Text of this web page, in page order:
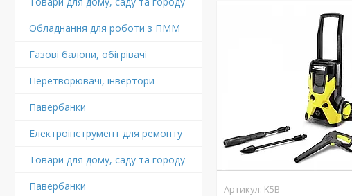
Обладнання для роботи з ПММ
Газові балони, обігрівачі
Перетворювачі, інвертори
Павербанки
Електроінструмент для ремонту
Товари для дому, саду та городу
Павербанки
K5B